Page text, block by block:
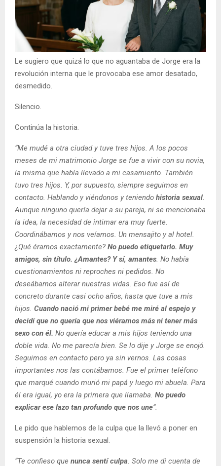
Le sugiero que quizá lo que no aguantaba de Jorge era la
revolución interna que le provocaba ese amor desatado,
desmedido.
Silencio.
Continúa la historia.
“Me mudé a otra ciudad y tuve tres hijos. A los pocos
meses de mi matrimonio Jorge se fue a vivir con su novia,
la misma que había llevado a mi casamiento. También
tuvo tres hijos. Y, por supuesto, siempre seguimos en
contacto. Hablando y viéndonos y teniendo historia sexual
Aunque ninguno quería dejar a su pareja, ni se mencionaba
la idea, la necesidad de intimar era muy fuerte.
Coordinábamos y nos veíamos. Un mensajito y al hotel.
¿Qué éramos exactamente? No puedo etiquetarlo. Muy
amigos, sin título. ¿Amantes? Y sí, amantes . No había
cuestionamientos ni reproches ni pedidos. No
deseábamos alterar nuestras vidas. Eso fue así de
concreto durante casi ocho años, hasta que tuve a mis
hijos. Cuando nació mi primer bebé me miré al espejo y
decidí que no quería que nos viéramos más ni tener más
sexo con él. No quería educar a mis hijos teniendo una
doble vida. No me parecía bien. Se lo dije y Jorge se enojó.
Seguimos en contacto pero ya sin vernos. Las cosas
importantes nos las contábamos. Fue el primer teléfono
que marqué cuando murió mi papá y luego mi abuela. Para
él era igual, yo era la primera que llamaba. No puedo
explicar ese lazo tan profundo que nos une”.
Le pido que hablemos de la culpa que la llevó a poner en
suspensión la historia sexual.
“Te confieso que nunca sentí culpa . Solo me di cuenta de